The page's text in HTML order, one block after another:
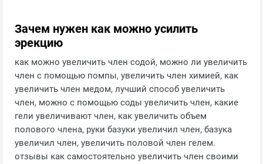
Зачем нужен как можно усилить
эрекцию
как можно увеличить член содой, можно ли увеличить
член с помощью помпы, увеличить член химией, как
увеличить член медом, лучший способ увеличить
член, можно с помощью соды увеличить член, какие
гели увеличивают член, как увеличить объем
полового члена, руки базуки увеличил член, базука
увеличил член, увеличить половой член гелем.
отзывы как самостоятельно увеличить член своими